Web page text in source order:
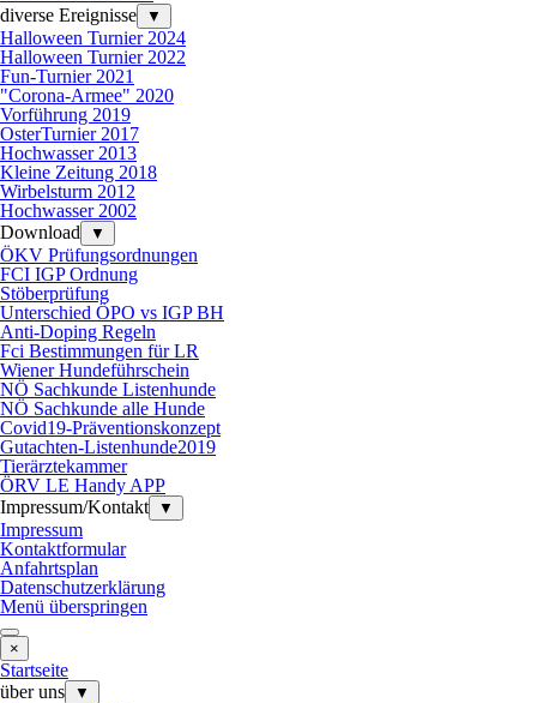
diverse Ereignisse
▼
Halloween Turnier 2024
Halloween Turnier 2022
Fun-Turnier 2021
"Corona-Armee" 2020
Vorführung 2019
OsterTurnier 2017
Hochwasser 2013
Kleine Zeitung 2018
Wirbelsturm 2012
Hochwasser 2002
Download
▼
ÖKV Prüfungsordnungen
FCI IGP Ordnung
Stöberprüfung
Unterschied ÖPO vs IGP BH
Anti-Doping Regeln
Fci Bestimmungen für LR
Wiener Hundeführschein
NÖ Sachkunde Listenhunde
NÖ Sachkunde alle Hunde
Covid19-Präventionskonzept
Gutachten-Listenhunde2019
Tierärztekammer
ÖRV LE Handy APP
Impressum/Kontakt
▼
Impressum
Kontaktformular
Anfahrtsplan
Datenschutzerklärung
Menü überspringen
×
Startseite
über uns
▼